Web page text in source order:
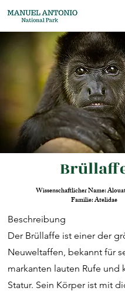
Wissenschaftlicher Name:
Familie: Atelidae
Beschreibung
Der Brüllaffe ist einer der
Neuweltaffen, bekannt für
markanten lauten Rufe und
Statur. Sein Körper ist mit